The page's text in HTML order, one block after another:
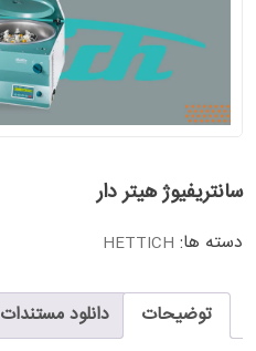
سانتریفیوژ هیتر دار
دسته ها: HETTICH
توضیحات دانلود مستندات